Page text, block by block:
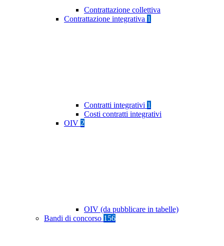
Contrattazione collettiva
Contrattazione integrativa 1
Contratti integrativi 1
Costi contratti integrativi
OIV 2
OIV (da pubblicare in tabelle)
Bandi di concorso 156